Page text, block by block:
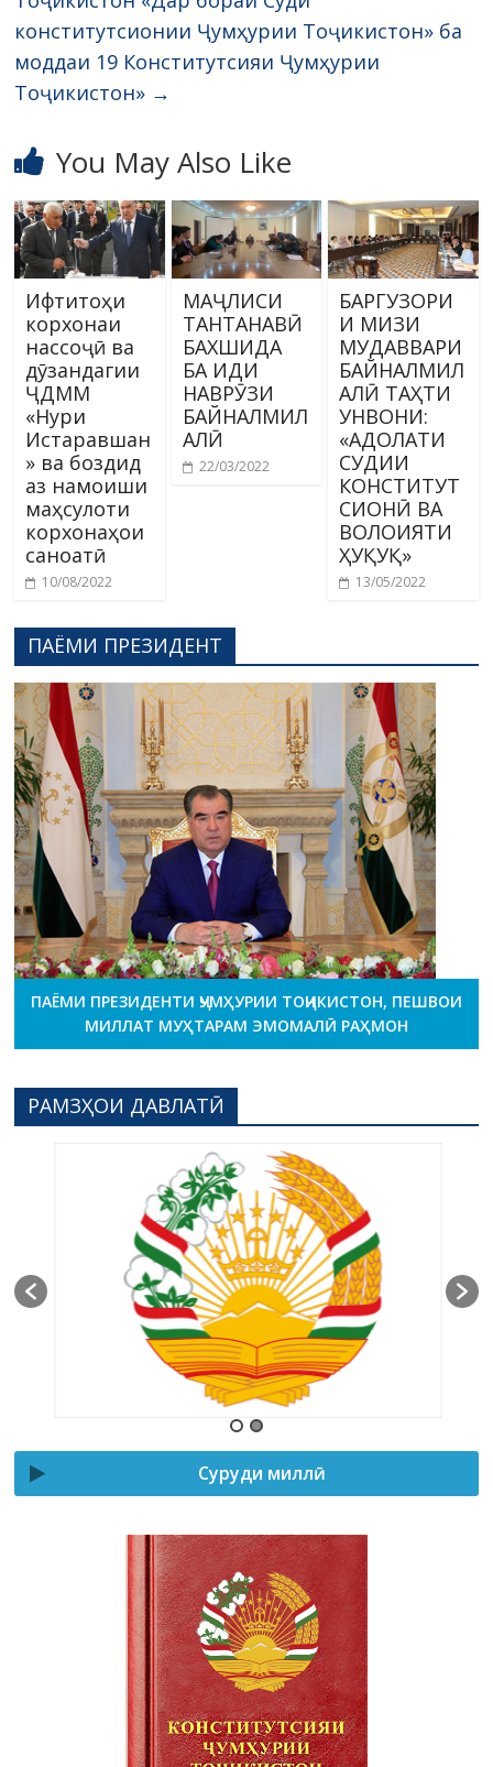
конститутсионии Ҷумҳурии Тоҷикистон» ба
моддаи 19 Конститутсияи Ҷумҳурии
Тоҷикистон» →
You May Also Like
Ифтитоҳи
корхонаи
нассоҷӣ ва
дӯзандагии
ҶДММ
«Нури
Истаравшан
» ва боздид
аз намоиши
маҳсулоти
корхонаҳои
саноатӣ
10/08/2022
МАҶЛИСИ
ТАНТАНАВӢ
БАХШИДА
БА ИДИ
НАВРӮЗИ
БАЙНАЛМИЛ
АЛӢ
22/03/2022
БАРГУЗОРИ
И МИЗИ
МУДАВВАРИ
БАЙНАЛМИЛ
АЛӢ ТАҲТИ
УНВОНИ:
«АДОЛАТИ
СУДИИ
КОНСТИТУТ
СИОНӢ ВА
ВОЛОИЯТИ
ҲУҚУҚ»
13/05/2022
ПАЁМИ ПРЕЗИДЕНТ
ПАЁМИ ПРЕЗИДЕНТИ ҶУМҲУРИИ ТОҶИКИСТОН, ПЕШВОИ
МИЛЛАТ МУҲТАРАМ ЭМОМАЛӢ РАҲМОН
РАМЗҲОИ ДАВЛАТӢ
Суруди миллӣ